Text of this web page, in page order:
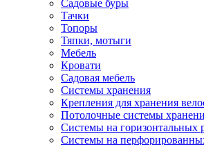
Садовые буры
Тачки
Топоры
Тяпки, мотыги
Мебель
Кровати
Садовая мебель
Системы хранения
Крепления для хранения
Потолочные системы
Системы на горизонтальных
Системы на